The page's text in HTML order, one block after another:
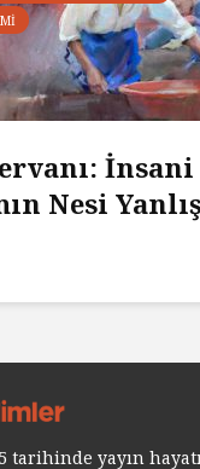
İnsani
Nesi
tarihinde yayın